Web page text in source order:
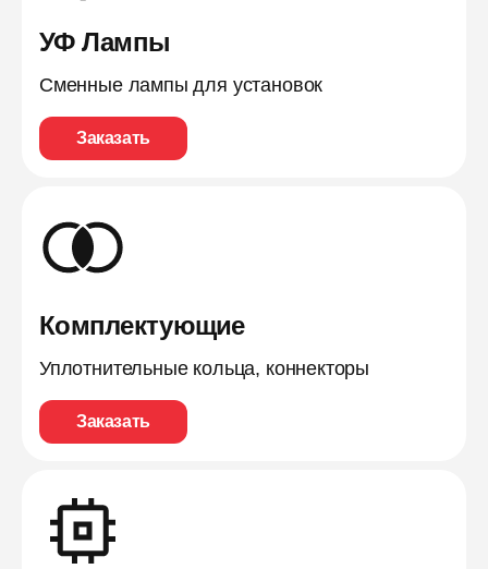
УФ Лампы
Сменные лампы для установок
Заказать
Комплектующие
Уплотнительные кольца, коннекторы
Заказать